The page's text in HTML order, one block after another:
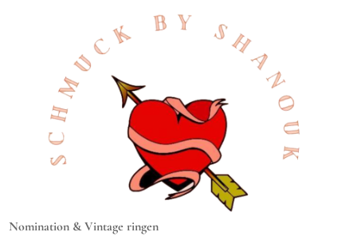
Nomination & Vintage ringen